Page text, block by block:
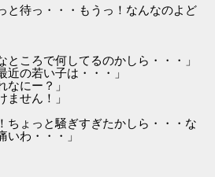
と待っ・・・もうっ！なんなのよど
ところで何してるのかしら・・・」
近の若い子は・・・」
なにー？」
ません！」
ちょっと騒ぎすぎたかしら・・・な
いわ・・・」